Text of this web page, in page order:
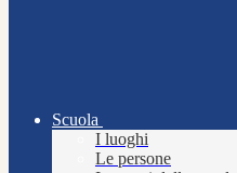
Scuola
I luoghi
Le persone